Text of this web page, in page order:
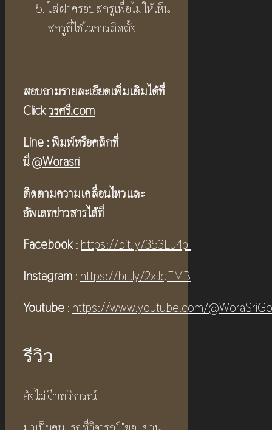
ใส่ฝาครอบสกรูเพื่อไม่ให้เห็น
สกรูที่ใช้ในการติดตั้ง
สอบถามรายละเอียดเพิ่มเติมได้ที่
Clickวรศรี.com
Line :พิมพ์หรือคลิกที่
นี่@Worasri
ติดตามความเคลื่อนไหวและ
อัพเดทข่าวสารได้ที่
Facebook : https://bit.ly/353Eu4p
Instagram : https://bit.ly/2xJqFMB
Youtube : https://www.youtube.com/
รีวิว
ยังไม่มีบทวิจารณ์